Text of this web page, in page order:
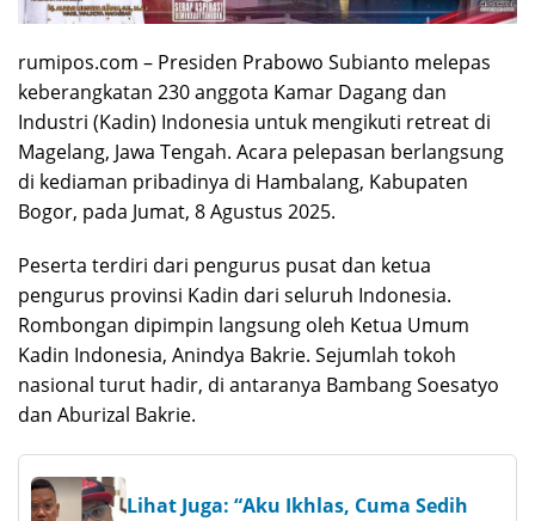
rumipos.com – Presiden Prabowo Subianto melepas
keberangkatan 230 anggota Kamar Dagang dan
Industri (Kadin) Indonesia untuk mengikuti retreat di
Magelang, Jawa Tengah. Acara pelepasan berlangsung
di kediaman pribadinya di Hambalang, Kabupaten
Bogor, pada Jumat, 8 Agustus 2025.
Peserta terdiri dari pengurus pusat dan ketua
pengurus provinsi Kadin dari seluruh Indonesia.
Rombongan dipimpin langsung oleh Ketua Umum
Kadin Indonesia, Anindya Bakrie. Sejumlah tokoh
nasional turut hadir, di antaranya Bambang Soesatyo
dan Aburizal Bakrie.
Lihat Juga: “Aku Ikhlas, Cuma Sedih